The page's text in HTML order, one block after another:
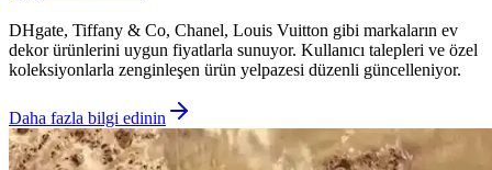
DHgate, Tiffany & Co, Chanel, Louis Vuitton gibi markaların ev
dekor ürünlerini uygun fiyatlarla sunuyor. Kullanıcı talepleri ve özel
koleksiyonlarla zenginleşen ürün yelpazesi düzenli güncelleniyor.
Daha fazla bilgi edinin